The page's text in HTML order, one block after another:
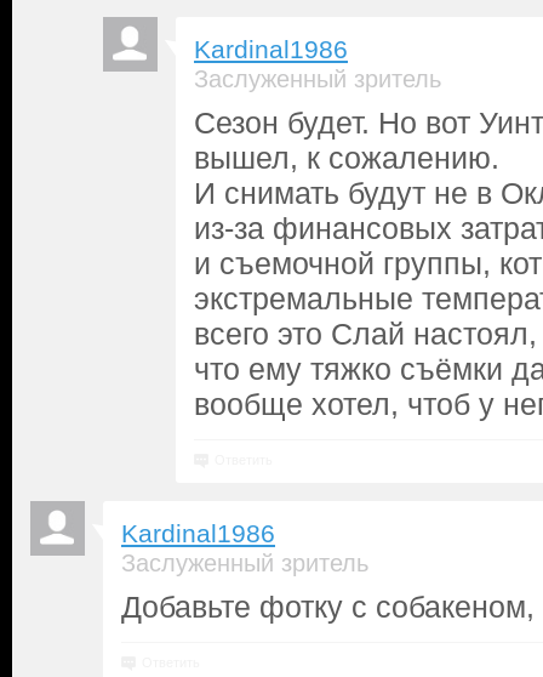
Kardinal1986
Заслуженный зритель
Сезон будет. Но вот
вышел, к сожалению.
И снимать будут не в
из-за финансовых
и съемочной группы,
экстремальные
всего это Слай
что ему тяжко съёмки
вообще хотел, чтоб у
Kardinal1986
Заслуженный зритель
Добавьте фотку с